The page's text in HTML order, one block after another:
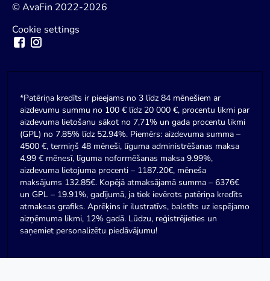
© AvaFin 2022-2026
Cookie settings
*Patēriņa kredīts ir pieejams no 3 līdz 84 mēnešiem ar
aizdevumu summu no 100 € līdz 20 000 €, procentu likmi par
aizdevuma lietošanu sākot no 7,71% un gada procentu likmi
(GPL) no 7.85% līdz 52.94%. Piemērs: aizdevuma summa –
4500 €, termiņš 48 mēneši, līguma administrēšanas maksa
4.99 € mēnesī, līguma noformēšanas maksa 9.99%,
aizdevuma lietojuma procenti – 1187.20€, mēneša
maksājums 132.85€. Kopējā atmaksājamā summa – 6376€
un GPL – 19.91%, gadījumā, ja tiek ievērots patēriņa kredīts
atmaksas grafiks. Aprēķins ir ilustratīvs, balstīts uz iespējamo
aizņēmuma likmi, 12% gadā. Lūdzu, reģistrējieties un
saņemiet personalizētu piedāvājumu!